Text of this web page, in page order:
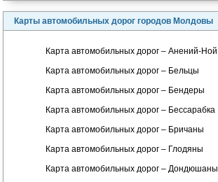
Карты автомобильных дорог городов Молдовы
Карта автомобильных дорог – Анений-Ной
Карта автомобильных дорог – Бельцы
Карта автомобильных дорог – Бендеры
Карта автомобильных дорог – Бессарабка
Карта автомобильных дорог – Бричаны
Карта автомобильных дорог – Глодяны
Карта автомобильных дорог – Дондюшаны